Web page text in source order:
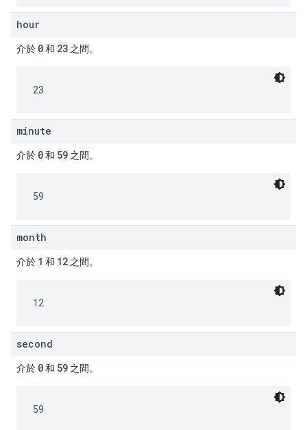
hour
介於 0和 23 之間。
23
minute
介於 0和 59 之間。
59
month
介於 1 和 12 之間。
12
second
介於 0和 59 之間。
59